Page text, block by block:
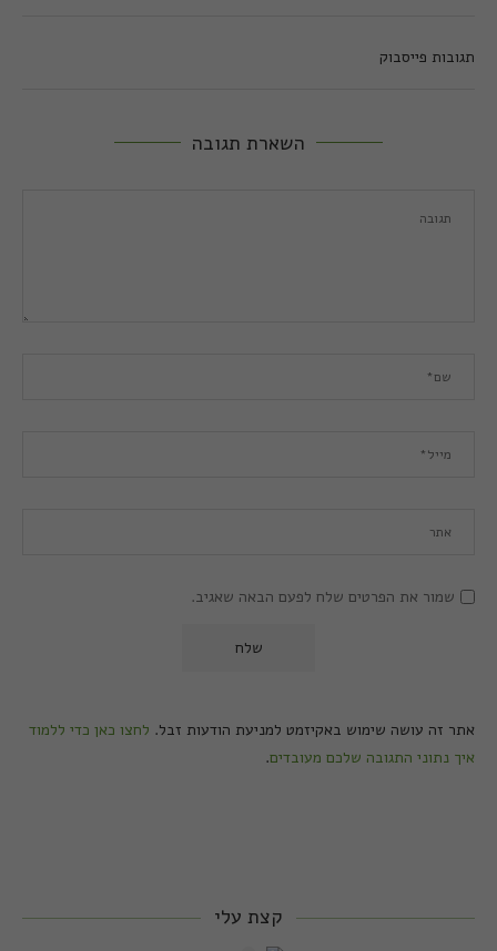
תגובות פייסבוק
השארת תגובה
שמור את הפרטים שלח לפעם הבאה שאגיב.
אתר זה עושה שימוש באקיזמט למניעת הודעות זבל. לחצו כאן כדי ללמוד
איך נתוני התגובה שלכם מעובדים.
קצת עלי